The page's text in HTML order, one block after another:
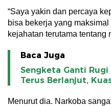
“Saya yakin dan percaya
bisa bekerja yang
kejahatan terutama tentang
Baca Juga
Sengketa Ganti Rugi
Terus Berlanjut,
Menurut dia. Narkoba